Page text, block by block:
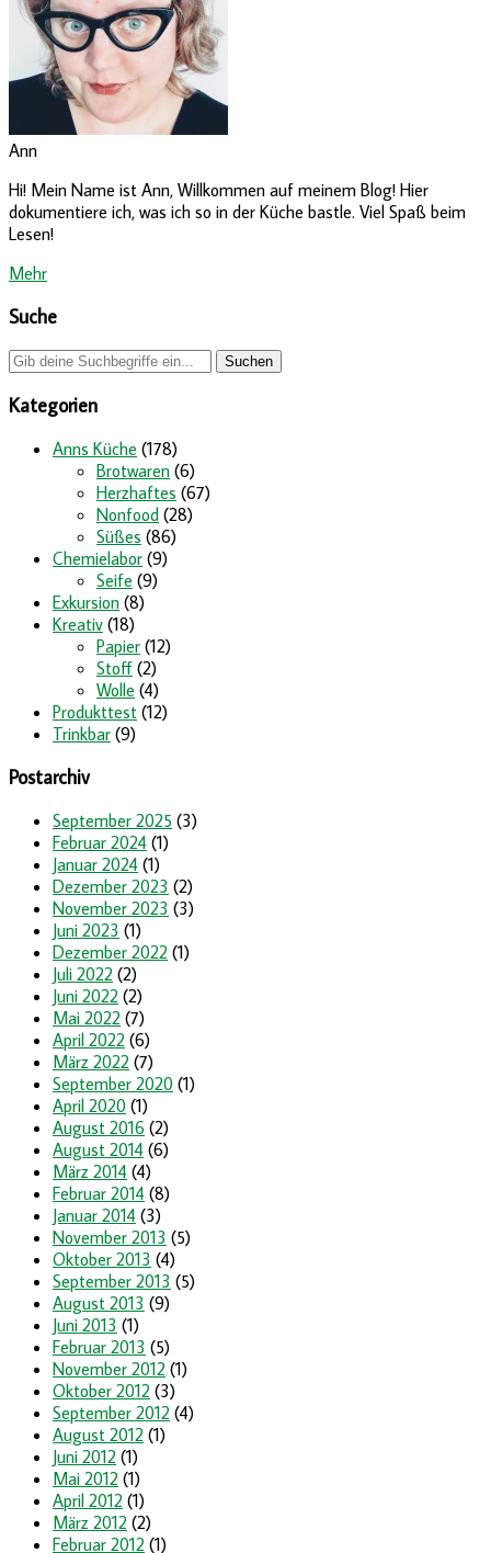
Ann
Hi! Mein Name ist Ann, Willkommen auf meinem Blog! Hier
dokumentiere ich, was ich so in der Küche bastle. Viel Spaß beim
Lesen!
Mehr
Suche
Kategorien
Anns Küche (178)
Brotwaren (6)
Herzhaftes (67)
Nonfood (28)
Süßes (86)
Chemielabor (9)
Seife (9)
Exkursion (8)
Kreativ (18)
Papier (12)
Stoff (2)
Wolle (4)
Produkttest (12)
Trinkbar (9)
Postarchiv
September 2025 (3)
Februar 2024 (1)
Januar 2024 (1)
Dezember 2023 (2)
November 2023 (3)
Juni 2023 (1)
Dezember 2022 (1)
Juli 2022 (2)
Juni 2022 (2)
Mai 2022 (7)
April 2022 (6)
März 2022 (7)
September 2020 (1)
April 2020 (1)
August 2016 (2)
August 2014 (6)
März 2014 (4)
Februar 2014 (8)
Januar 2014 (3)
November 2013 (5)
Oktober 2013 (4)
September 2013 (5)
August 2013 (9)
Juni 2013 (1)
Februar 2013 (5)
November 2012 (1)
Oktober 2012 (3)
September 2012 (4)
August 2012 (1)
Juni 2012 (1)
Mai 2012 (1)
April 2012 (1)
März 2012 (2)
Februar 2012 (1)